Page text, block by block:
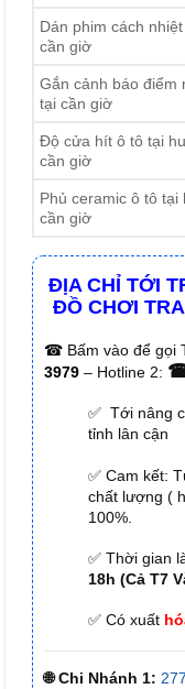
Dán phim cách
cần giờ
Gắn cảnh báo điểm
tại cần giờ
Độ cửa hít ô tô tại
cần giờ
Phủ ceramic ô tô tại
cần giờ
ĐỊA CHỈ TỚI
ĐỒ CHƠI
☎ Bấm vào để gọi
3979 – Hotline 2:
✅ Tới nâng
tỉnh lân cận
✅ Cam kết:
chất lượng (
100%.
✅ Thời gian
18h (Cả T7
✅ Có xuất
🌐 Chi Nhánh 1: